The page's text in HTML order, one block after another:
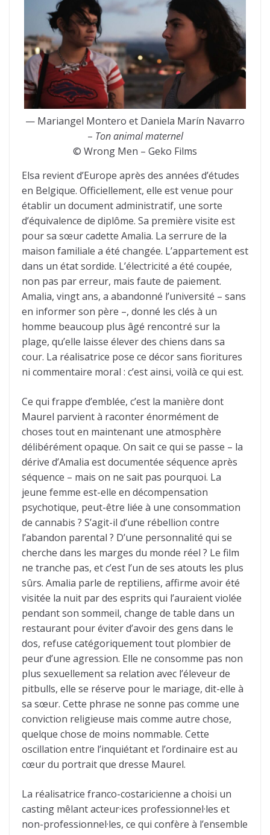
— Mariangel Montero et Daniela Marín Navarro
– Ton animal maternel
© Wrong Men – Geko Films
Elsa revient d’Europe après des années d’études
en Belgique. Officiellement, elle est venue pour
établir un document administratif, une sorte
d’équivalence de diplôme. Sa première visite est
pour sa sœur cadette Amalia. La serrure de la
maison familiale a été changée. L’appartement est
dans un état sordide. L’électricité a été coupée,
non pas par erreur, mais faute de paiement.
Amalia, vingt ans, a abandonné l’université – sans
en informer son père –, donné les clés à un
homme beaucoup plus âgé rencontré sur la
plage, qu’elle laisse élever des chiens dans sa
cour. La réalisatrice pose ce décor sans fioritures
ni commentaire moral : c’est ainsi, voilà ce qui est.
Ce qui frappe d’emblée, c’est la manière dont
Maurel parvient à raconter énormément de
choses tout en maintenant une atmosphère
délibérément opaque. On sait ce qui se passe – la
dérive d’Amalia est documentée séquence après
séquence – mais on ne sait pas pourquoi. La
jeune femme est-elle en décompensation
psychotique, peut-être liée à une consommation
de cannabis ? S’agit-il d’une rébellion contre
l’abandon parental ? D’une personnalité qui se
cherche dans les marges du monde réel ? Le film
ne tranche pas, et c’est l’un de ses atouts les plus
sûrs. Amalia parle de reptiliens, affirme avoir été
visitée la nuit par des esprits qui l’auraient violée
pendant son sommeil, change de table dans un
restaurant pour éviter d’avoir des gens dans le
dos, refuse catégoriquement tout plombier de
peur d’une agression. Elle ne consomme pas non
plus sexuellement sa relation avec l’éleveur de
pitbulls, elle se réserve pour le mariage, dit-elle à
sa sœur. Cette phrase ne sonne pas comme une
conviction religieuse mais comme autre chose,
quelque chose de moins nommable. Cette
oscillation entre l’inquiétant et l’ordinaire est au
cœur du portrait que dresse Maurel.
La réalisatrice franco-costaricienne a choisi un
casting mêlant acteur·ices professionnel·les et
non-professionnel·les, ce qui confère à l’ensemble